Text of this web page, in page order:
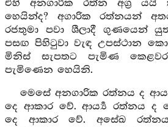
එහි අනගාරික රත්න අග්‍ර යයි
හෙයින්ද? අගාරික රත්නයන්
රජතුමා පවා ශීලාදී ගුණයෙන්
පසඟ පිහිටුවා වැඳ උපස්ථාන
මිනිස් සැපතට පැමිණ
පැමිණෙන හෙයිනි.
මෙසේ අනගාරික රත්නය ද
දෙ ආකාර වේ. ආර්‍ය්‍ය රත්නය ද
දෙ ආකාර වේ. අසේඛ